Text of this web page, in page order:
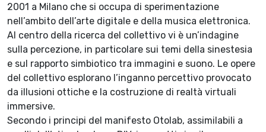
2001 a Milano che si occupa di sperimentazione
nell’ambito dell’arte digitale e della musica elettronica.
Al centro della ricerca del collettivo vi è un’indagine
sulla percezione, in particolare sui temi della sinestesia
e sul rapporto simbiotico tra immagini e suono. Le opere
del collettivo esplorano l’inganno percettivo provocato
da illusioni ottiche e la costruzione di realtà virtuali
immersive.
Secondo i principi del manifesto Otolab, assimilabili a